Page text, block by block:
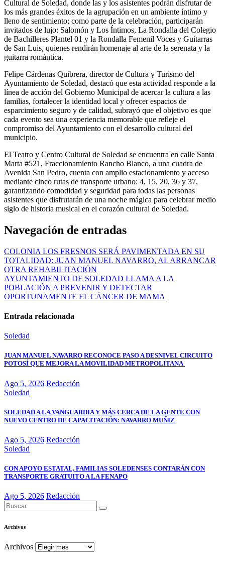
Cultural de Soledad, donde las y los asistentes podrán disfrutar de
los más grandes éxitos de la agrupación en un ambiente íntimo y
lleno de sentimiento; como parte de la celebración, participarán
invitados de lujo: Salomón y Los Íntimos, La Rondalla del Colegio
de Bachilleres Plantel 01 y la Rondalla Femenil Voces y Guitarras
de San Luis, quienes rendirán homenaje al arte de la serenata y la
guitarra romántica.
Felipe Cárdenas Quibrera, director de Cultura y Turismo del
Ayuntamiento de Soledad, destacó que esta actividad responde a la
línea de acción del Gobierno Municipal de acercar la cultura a las
familias, fortalecer la identidad local y ofrecer espacios de
esparcimiento seguro y de calidad, subrayó que el objetivo es que
cada evento sea una experiencia memorable que refleje el
compromiso del Ayuntamiento con el desarrollo cultural del
municipio.
El Teatro y Centro Cultural de Soledad se encuentra en calle Santa
Marta #521, Fraccionamiento Rancho Blanco, a una cuadra de
Avenida San Pedro, cuenta con amplio estacionamiento y acceso
mediante cinco rutas de transporte urbano: 4, 15, 20, 36 y 37,
garantizando comodidad y seguridad para todas las personas
asistentes que disfrutarán de una noche mágica para celebrar medio
siglo de historia musical en el corazón cultural de Soledad.
Navegación de entradas
COLONIA LOS FRESNOS SERÁ PAVIMENTADA EN SU
TOTALIDAD: JUAN MANUEL NAVARRO, AL ARRANCAR
OTRA REHABILITACIÓN
AYUNTAMIENTO DE SOLEDAD LLAMA A LA
POBLACIÓN A PREVENIR Y DETECTAR
OPORTUNAMENTE EL CÁNCER DE MAMA
Entrada relacionada
Soledad
JUAN MANUEL NAVARRO RECONOCE PASO A DESNIVEL CIRCUITO
POTOSÍ QUE MEJORA LA MOVILIDAD METROPOLITANA
Ago 5, 2026 Redacción
Soledad
SOLEDAD A LA VANGUARDIA Y MÁS CERCA DE LA GENTE CON
NUEVO CENTRO DE CAPACITACIÓN: NAVARRO MUÑIZ
Ago 5, 2026 Redacción
Soledad
CON APOYO ESTATAL, FAMILIAS SOLEDENSES CONTARÁN CON
TRANSPORTE GRATUITO A LA FENAPO
Ago 5, 2026 Redacción
Archivos
Archivos